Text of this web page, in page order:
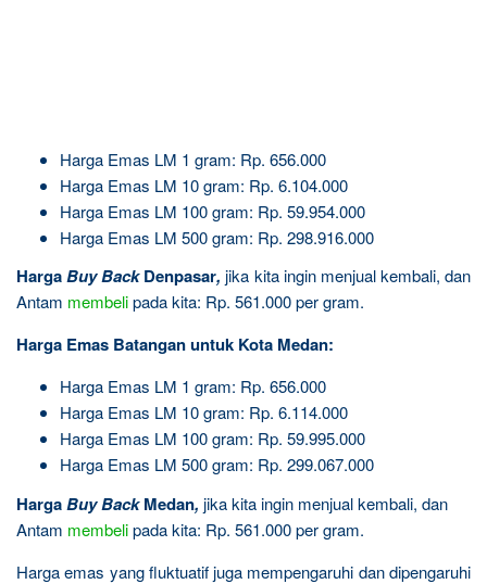
Harga Emas LM 1 gram: Rp. 656.000
Harga Emas LM 10 gram: Rp. 6.104.000
Harga Emas LM 100 gram: Rp. 59.954.000
Harga Emas LM 500 gram: Rp. 298.916.000
HargaBuy BackDenpasar, jika kita ingin menjual kembali, dan
Antam membelipada kita: Rp. 561.000 per gram.
Harga Emas Batangan untuk Kota Medan:
Harga Emas LM 1 gram: Rp. 656.000
Harga Emas LM 10 gram: Rp. 6.114.000
Harga Emas LM 100 gram: Rp. 59.995.000
Harga Emas LM 500 gram: Rp. 299.067.000
HargaBuy BackMedan, jika kita ingin menjual kembali, dan
Antam membelipada kita: Rp. 561.000 per gram.
Harga emas yang fluktuatif juga mempengaruhi dan dipengaruhi